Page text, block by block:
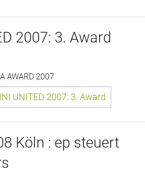
2007: 3. Award
AWARD 2007
UNITED 2007: 3. Award
Köln : ep steuert